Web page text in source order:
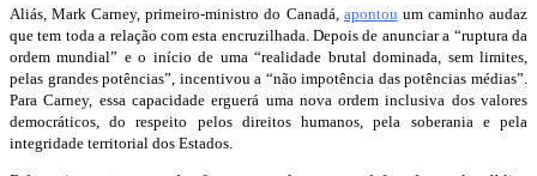
Aliás, Mark Carney, primeiro-ministro do Canadá, apontou um caminho audaz
que tem toda a relação com esta encruzilhada. Depois de anunciar a “ruptura da
ordem mundial” e o início de uma “realidade brutal dominada, sem limites,
pelas grandes potências”, incentivou a “não impotência das potências médias”.
Para Carney, essa capacidade erguerá uma nova ordem inclusiva dos valores
democráticos, do respeito pelos direitos humanos, pela soberania e pela
integridade territorial dos Estados.